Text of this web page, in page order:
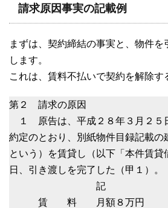
請求原因事実の記載例
まずは、契約締結の事実と、物件
します。
これは、賃料不払いで契約を解除す
第２ 請求の原因
１ 原告は、平成２８年３月２５
約定のとおり、別紙物件目録記載の
という）を賃貸し（以下「本件賃貸
日、引き渡しを完了した（甲１）。
記
賃 料 月額８万円